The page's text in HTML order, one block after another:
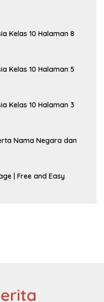
Kelas 10 Halaman 8
Kelas 10 Halaman 5
Kelas 10 Halaman 3
Nama Negara dan
| Free and Easy